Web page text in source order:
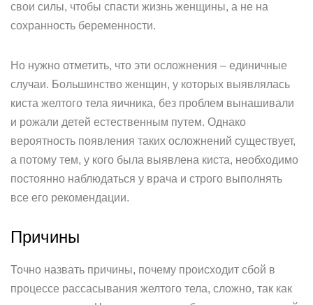
свои силы, чтобы спасти жизнь женщины, а не на
сохранность беременности.
Но нужно отметить, что эти осложнения – единичные
случаи. Большинство женщин, у которых выявлялась
киста желтого тела яичника, без проблем вынашивали
и рожали детей естественным путем. Однако
вероятность появления таких осложнений существует,
а потому тем, у кого была выявлена киста, необходимо
постоянно наблюдаться у врача и строго выполнять
все его рекомендации.
Причины
Точно назвать причины, почему происходит сбой в
процессе рассасывания желтого тела, сложно, так как